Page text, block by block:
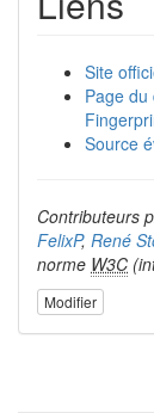
Site
Page
Source
Contributeurs
FelixP, René
norme W3C
Modifier